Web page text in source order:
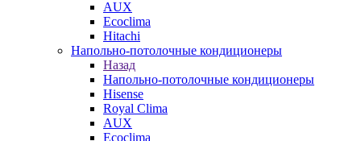
AUX
Ecoclima
Hitachi
Напольно-потолочные кондиционеры
Назад
Напольно-потолочные кондиционеры
Hisense
Royal Clima
AUX
Ecoclima